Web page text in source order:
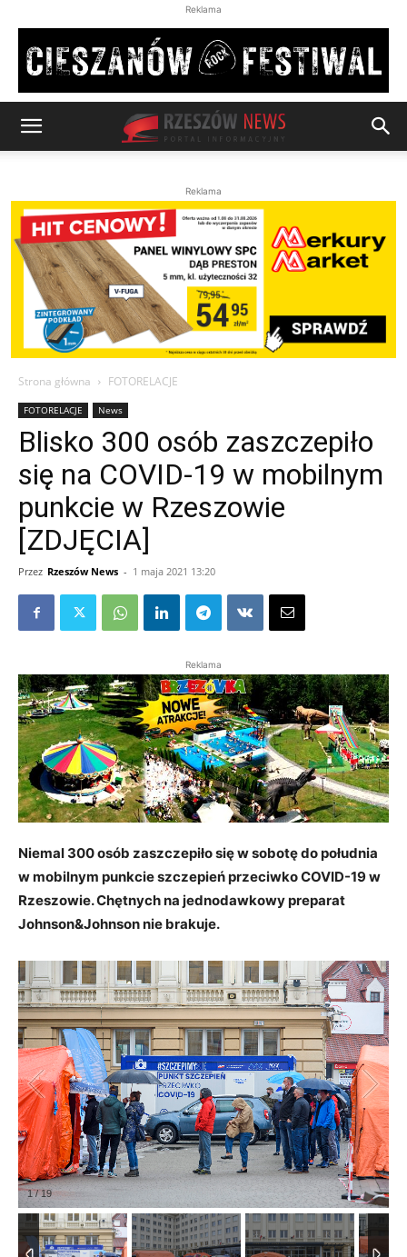
Reklama
Reklama
Strona główna FOTORELACJE
FOTORELACJE News
Blisko 300 osób zaszczepiło
się na COVID-19 w mobilnym
punkcie w Rzeszowie
[ZDJĘCIA]
Przez Rzeszów News - 1 maja 2021 13:20
Reklama
Niemal 300 osób zaszczepiło się w sobotę do południa
w mobilnym punkcie szczepień przeciwko COVID-19 w
Rzeszowie. Chętnych na jednodawkowy preparat
Johnson&Johnson nie brakuje.
1/19